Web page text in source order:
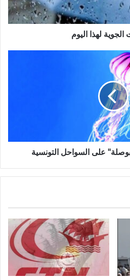
الجوية لهذا اليوم
على السواحل التونسية